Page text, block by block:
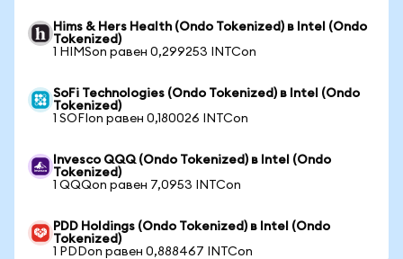
Hims & Hers Health (Ondo Tokenized) в Intel (Ondo
Tokenized)
1 HIMSon равен 0,299253 INTCon
SoFi Technologies (Ondo Tokenized) в Intel (Ondo
Tokenized)
1 SOFIon равен 0,180026 INTCon
Invesco QQQ (Ondo Tokenized) в Intel (Ondo
Tokenized)
1 QQQon равен 7,0953 INTCon
PDD Holdings (Ondo Tokenized) в Intel (Ondo
Tokenized)
1 PDDon равен 0,888467 INTCon